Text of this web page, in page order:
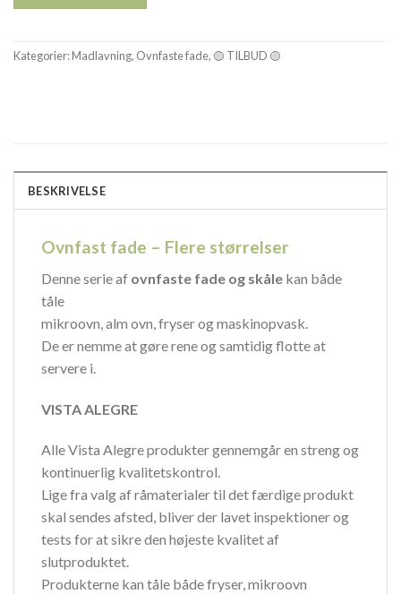
Kategorier:Madlavning, Ovnfaste fade, 🟡 TILBUD 🟡
BESKRIVELSE
Ovnfast fade – Flere størrelser
Denne serie af ovnfaste fade og skåle kan både
tåle
mikroovn, alm ovn, fryser og maskinopvask.
De er nemme at gøre rene og samtidig flotte at
servere i.
VISTA ALEGRE
Alle Vista Alegre produkter gennemgår en streng og
kontinuerlig kvalitetskontrol.
Lige fra valg af råmaterialer til det færdige produkt
skal sendes afsted, bliver der lavet inspektioner og
tests for at sikre den højeste kvalitet af
slutproduktet.
Produkterne kan tåle både fryser, mikroovn